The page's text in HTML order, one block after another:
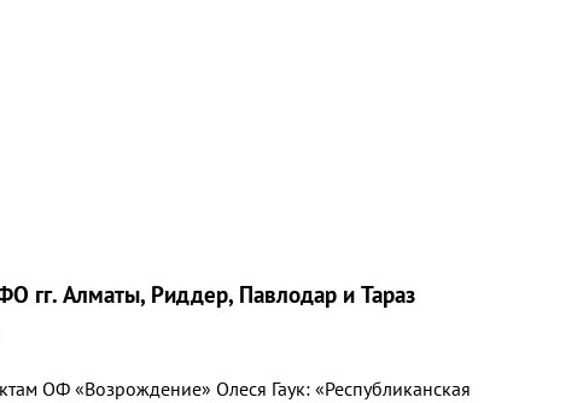
гг. Алматы, Риддер, Павлодар и Тараз
ОФ «Возрождение» Олеся Гаук: «Республиканская